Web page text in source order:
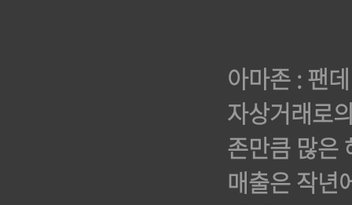
아마존 : 팬
자상거래로
존만큼 많은
매출은 작년